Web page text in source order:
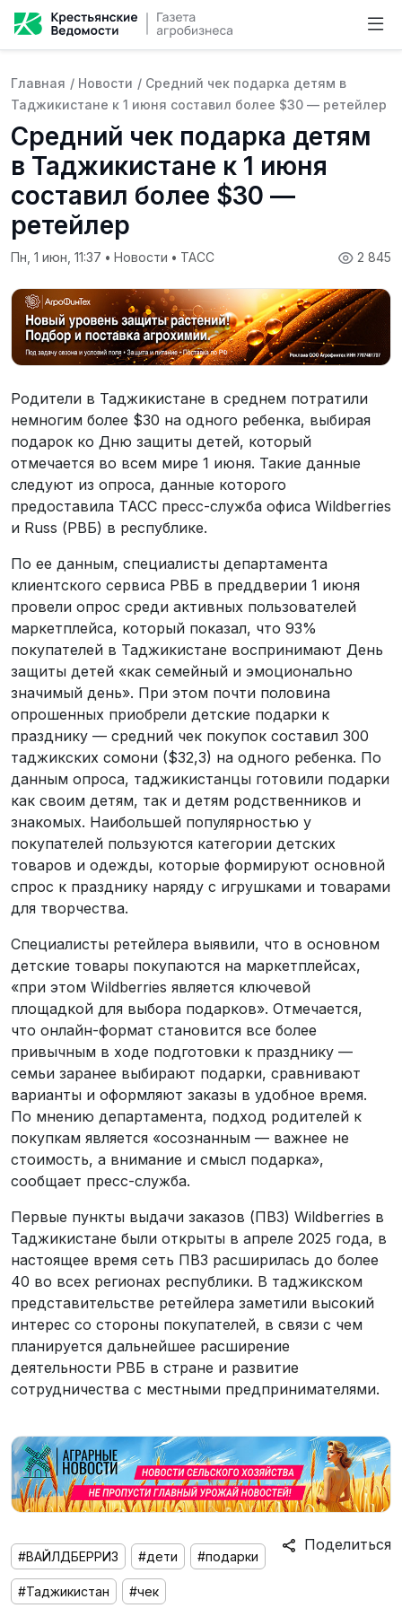
Главная / Новости / Средний чек подарка детям в
Таджикистане к 1 июня составил более $30 — ретейлер
Средний чек подарка детям
в Таджикистане к 1 июня
составил более $30 —
ретейлер
2 845
Пн, 1 июн, 11:37 • Новости • ТАСС
Родители в Таджикистане в среднем потратили
немногим более $30 на одного ребенка, выбирая
подарок ко Дню защиты детей, который
отмечается во всем мире 1 июня. Такие данные
следуют из опроса, данные которого
предоставила ТАСС пресс-служба офиса Wildberries
и Russ (РВБ) в республике.
По ее данным, специалисты департамента
клиентского сервиса РВБ в преддверии 1 июня
провели опрос среди активных пользователей
маркетплейса, который показал, что 93%
покупателей в Таджикистане воспринимают День
защиты детей «как семейный и эмоционально
значимый день». При этом почти половина
опрошенных приобрели детские подарки к
празднику — средний чек покупок составил 300
таджикских сомони ($32,3) на одного ребенка. По
данным опроса, таджикистанцы готовили подарки
как своим детям, так и детям родственников и
знакомых. Наибольшей популярностью у
покупателей пользуются категории детских
товаров и одежды, которые формируют основной
спрос к празднику наряду с игрушками и товарами
для творчества.
Специалисты ретейлера выявили, что в основном
детские товары покупаются на маркетплейсах,
«при этом Wildberries является ключевой
площадкой для выбора подарков». Отмечается,
что онлайн-формат становится все более
привычным в ходе подготовки к празднику —
семьи заранее выбирают подарки, сравнивают
варианты и оформляют заказы в удобное время.
По мнению департамента, подход родителей к
покупкам является «осознанным — важнее не
стоимость, а внимание и смысл подарка»,
сообщает пресс-служба.
Первые пункты выдачи заказов (ПВЗ) Wildberries в
Таджикистане были открыты в апреле 2025 года, в
настоящее время сеть ПВЗ расширилась до более
40 во всех регионах республики. В таджикском
представительстве ретейлера заметили высокий
интерес со стороны покупателей, в связи с чем
планируется дальнейшее расширение
деятельности РВБ в стране и развитие
сотрудничества с местными предпринимателями.
Поделиться
#ВАЙЛДБЕРРИЗ #дети #подарки
#Таджикистан #чек